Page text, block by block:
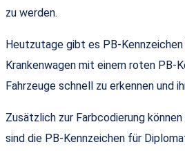
zu werden.
Heutzutage gibt es PB-
Krankenwagen mit einem roten PB-
Fahrzeuge schnell zu erkennen und
Zusätzlich zur Farbcodierung
sind die PB-Kennzeichen für